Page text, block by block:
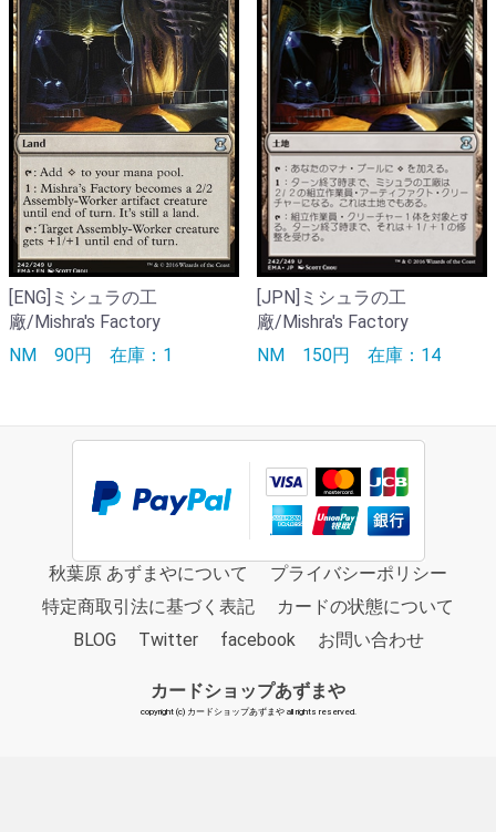
[ENG]ミシュラの工
廠/Mishra's Factory
NM 90円 在庫：1
[JPN]ミシュラの工
廠/Mishra's Factory
NM 150円 在庫：14
秋葉原 あずまやについて
プライバシーポリシー
特定商取引法に基づく表記
カードの状態について
BLOG
Twitter facebook お問い合わせ
カードショップあずまや
copyright (c) カードショップあずまや all rights reserved.